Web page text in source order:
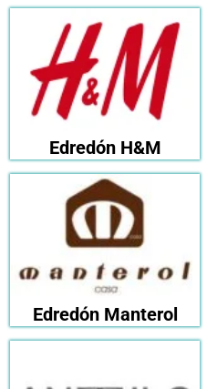
Edredón H&M
Edredón Manterol